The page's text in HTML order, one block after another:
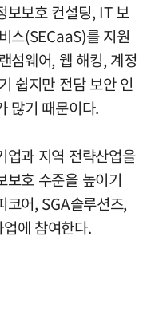
보보호 컨설팅, IT 보
스(SECaaS)를 지원
섬웨어, 웹 해킹, 계정
쉽지만 전담 보안 인
많기 때문이다.
업과 지역 전략산업을
보호 수준을 높이기
코어, SGA솔루션즈,
에 참여한다.